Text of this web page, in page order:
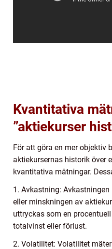
Kvantitativa
”aktiekurser
För att göra en mer objektiv
aktiekursernas historik över
kvantitativa mätningar.
1. Avkastning:
eller minskningen av
uttryckas som en
totalvinst eller förlust.
2. Volatilitet: Volatilitet